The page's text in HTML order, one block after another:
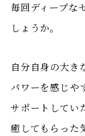
毎回ディープな
しょうか。
自分自身の大
パワーを感じや
サポートしてい
癒してもらった